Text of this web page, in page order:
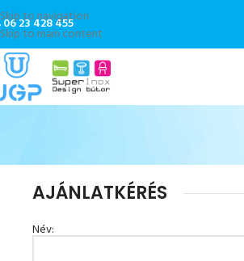
Skip to navigation
Skip to main content
06 23 428 455
AJÁNLATKÉRÉS
Név: